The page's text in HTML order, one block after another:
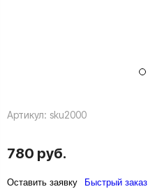
Артикул: sku2000
780 руб.
Оставить заявку Быстрый заказ